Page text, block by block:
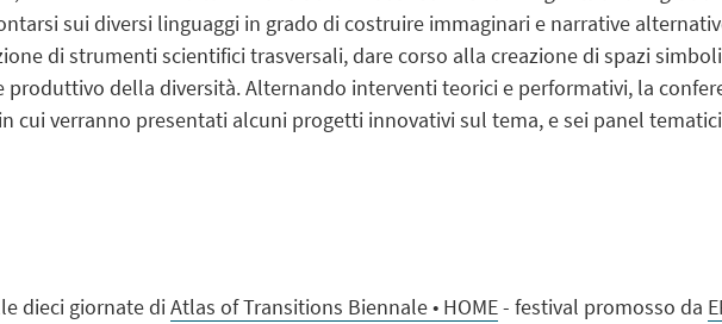
sui diversi linguaggi in grado di costruire immaginari e narrative
di strumenti scientifici trasversali, dare corso alla creazione di spazi
produttivo della diversità. Alternando interventi teorici e performativi, la
cui verranno presentati alcuni progetti innovativi sul tema, e sei panel
dieci giornate diAtlas of Transitions Biennale • HOME- festival promosso da